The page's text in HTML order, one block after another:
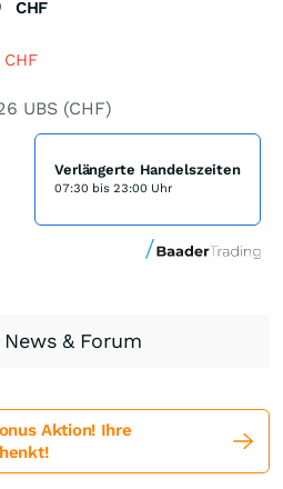
CHF
CHF
UBS (CHF)
Verlängerte Handelszeiten
07:30 bis 23:00 Uhr
& Forum
Aktion! Ihre